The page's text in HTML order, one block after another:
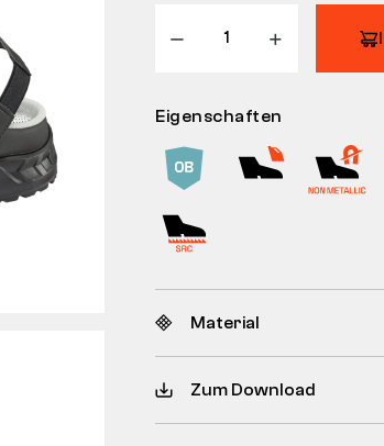
Eigenschaften
Material
Zum Download